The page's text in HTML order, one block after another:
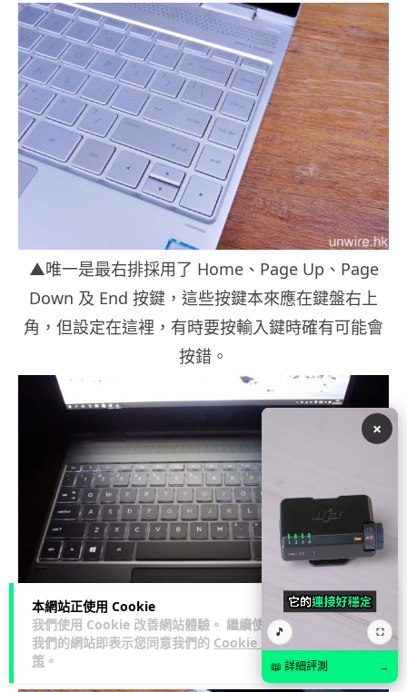
本網站正使用 Cookie
我們使用 Cookie 改善網站體驗。 繼續使用
我們的網站即表示您同意我們的 Cookie 政
策 。
▲唯一是最右排採用了 Home、Page Up、Page
Down 及 End 按鍵，這些按鍵本來應在鍵盤右上
角，但設定在這裡，有時要按輸入鍵時確有可能會
按錯。
▲鍵盤亦有白色背光設計，在黑暗中都可以打到字
×
🎵 ⛶
📖 詳細評測 →